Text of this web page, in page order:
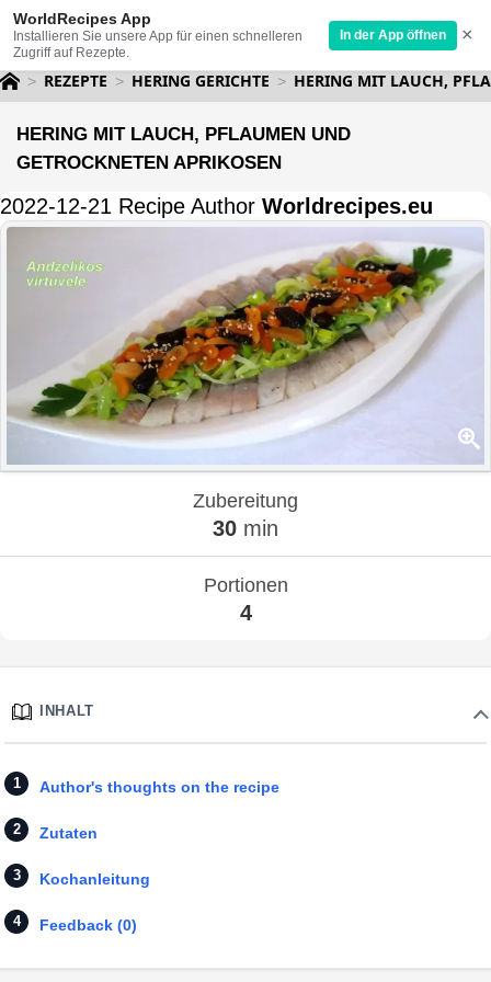
WorldRecipes App
Installieren Sie unsere App für einen schnelleren
Zugriff auf Rezepte.
In der App öffnen ×
REZEPTE HERING GERICHTE HERING MIT LAUCH,
HERING MIT LAUCH, PFLAUMEN UND
GETROCKNETEN APRIKOSEN
2022-12-21 Recipe Author Worldrecipes.eu
Zubereitung
30 min
Portionen
4
INHALT
Author's thoughts on the recipe
Zutaten
Kochanleitung
Feedback (0)